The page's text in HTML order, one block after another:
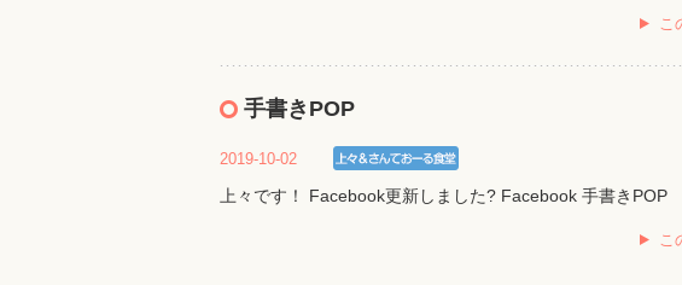
こ
手書きPOP
2019-10-02
上々です！ Facebook更新しました? Facebook 手書きPOP
こ